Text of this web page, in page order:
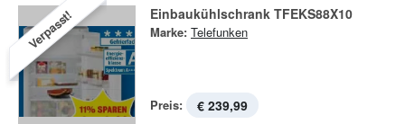
Verpasst! Einbaukühlschrank TFEKS88X10
Marke: Telefunken
Preis: € 239,99